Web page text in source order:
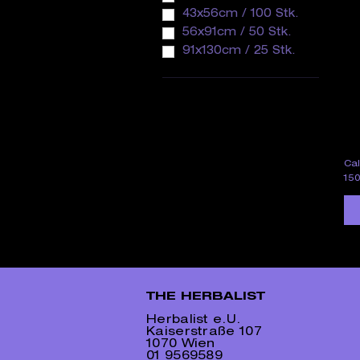
43x56cm / 100 Stk.
56x91cm / 50 Stk.
91x130cm / 25 Stk.
THE HERBALIST
Herbalist e.U.
Kaiserstraße 107
1070 Wien
01 9569589